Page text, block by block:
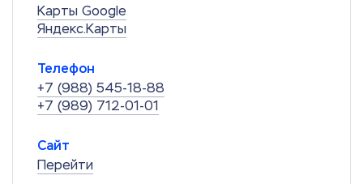
Карты Google
Яндекс.Карты
Телефон
+7 (988) 545-18-88
+7 (989) 712-01-01
Сайт
Перейти